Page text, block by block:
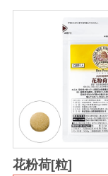
花粉荷[粒]